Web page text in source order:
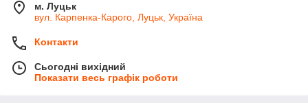
м. Луцьк
вул. Карпенка-Карого, Луцьк, Україна
Контакти
Сьогодні вихідний
Показати весь графік роботи